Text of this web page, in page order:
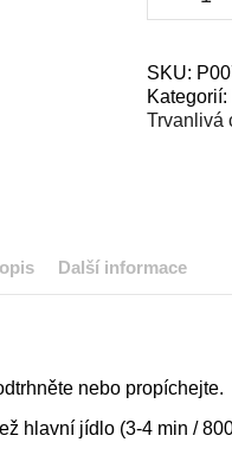
s
zelím,
špalíčky
množství
SKU:
Kategorií:
Trvanlivá
Další informace
nebo propíchejte.
hlavní jídlo (3-4 min /